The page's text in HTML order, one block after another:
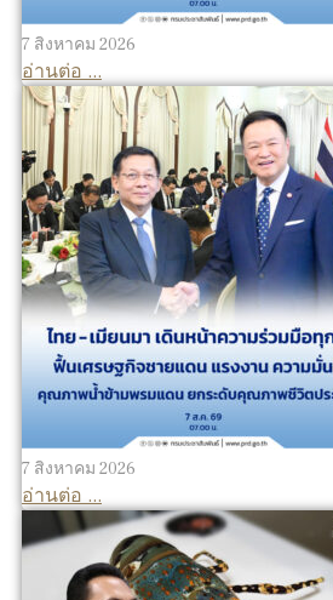
7 สิงหาคม 2026
อ่านต่อ ...
7 สิงหาคม 2026
อ่านต่อ ...